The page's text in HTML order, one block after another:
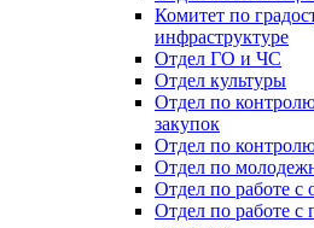
Комитет по
инфраструктуре
Отдел ГО и ЧС
Отдел культуры
Отдел по
закупок
Отдел по
Отдел по
Отдел по работе
Отдел по работе с